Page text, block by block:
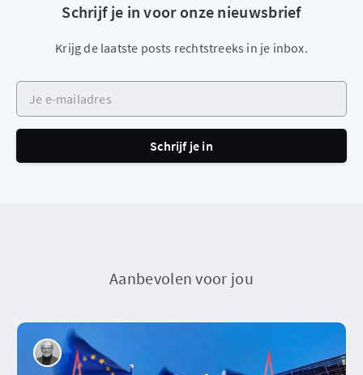
Schrijf je in voor onze nieuwsbrief
Krijg de laatste posts rechtstreeks in je inbox.
Je e-mailadres
Schrijf je in
Aanbevolen voor jou